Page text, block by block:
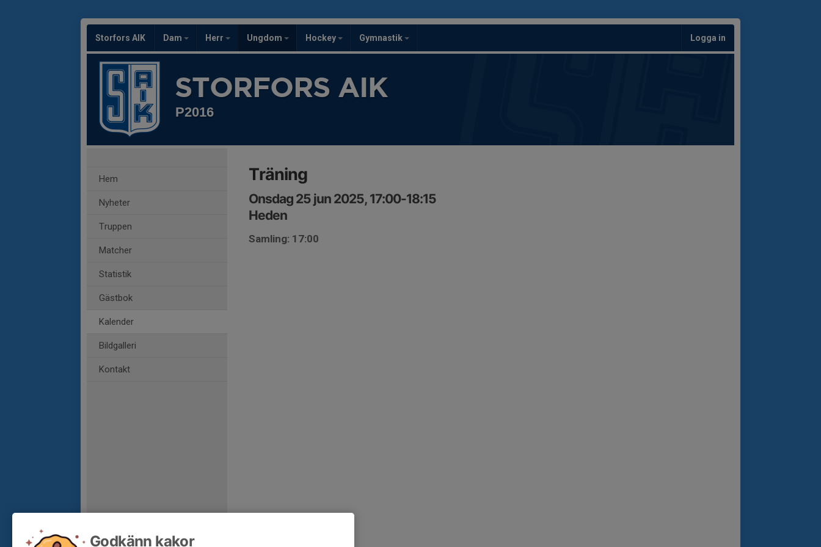
Storfors AIK Dam Herr Ungdom Hockey Gymnastik Logga in
STORFORS AIK
P2016
Hem
Nyheter
Truppen
Matcher
Statistik
Gästbok
Kalender
Bildgalleri
Kontakt
Träning
Onsdag 25 jun 2025, 17:00-18:15
Heden
Samling: 17:00
Godkänn kakor